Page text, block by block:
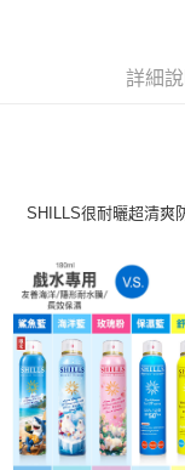
詳細
SHILLS很耐曬超清